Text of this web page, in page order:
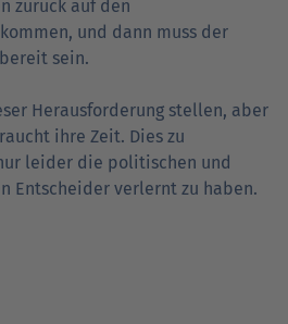
zurück auf den
und dann muss der
sein.
Herausforderung stellen, aber
ihre Zeit. Dies zu
leider die politischen und
Entscheider verlernt zu haben.